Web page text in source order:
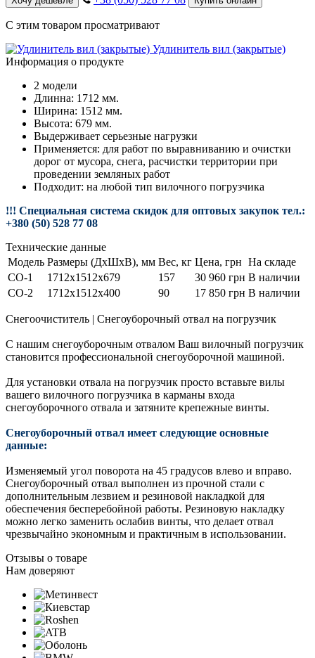
С этим товаром просматривают
Удлинитель вил (закрытые)
Информация о продукте
2 модели
Длинна: 1712 мм.
Ширина: 1512 мм.
Высота: 679 мм.
Выдерживает серьезные нагрузки
Применяется: для работ по выравниванию и очистки
дорог от мусора, снега, расчистки территории при
проведении земляных работ
Подходит: на любой тип вилочного погрузчика
!!! Специальная система скидок для оптовых закупок тел.:
+380 (50) 528 77 08
Технические данные
Модель Размеры (ДхШхВ), мм Вес, кг Цена, грн На складе
СО-1
1712x1512x679 157 30 960 грн В наличии
СО-2
1712x1512x400 90 17 850 грн В наличии
Снегоочиститель | Снегоуборочный отвал на погрузчик
С нашим снегоуборочным отвалом Ваш вилочный погрузчик
становится профессиональной снегоуборочной машиной.
Для установки отвала на погрузчик просто вставьте вилы
вашего вилочного погрузчика в карманы входа
снегоуборочного отвала и затяните крепежные винты.
Снегоуборочный отвал имеет следующие основные
данные:
Изменяемый угол поворота на 45 градусов влево и вправо.
Снегоуборочный отвал выполнен из прочной стали с
дополнительным лезвием и резиновой накладкой для
обеспечения бесперебойной работы. Резиновую накладку
можно легко заменить ослабив винты, что делает отвал
чрезвычайно экономным и практичным в использовании.
Отзывы о товаре
Нам доверяют